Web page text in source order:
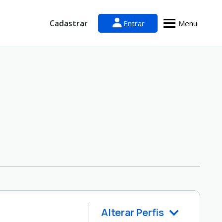
Cadastrar Entrar Menu
Alterar Perfis